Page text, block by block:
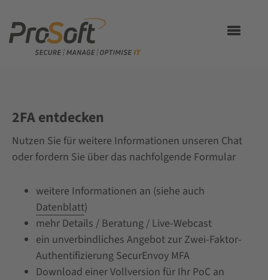
Toggle
2FA entdecken
Nutzen Sie für weitere Informationen unseren Chat
oder fordern Sie über das nachfolgende Formular
weitere Informationen an (siehe auch
Datenblatt)
mehr Details / Beratung / Live-Webcast
ein unverbindliches Angebot zur Zwei-Faktor-
Authentifizierung SecurEnvoy MFA
Download einer Vollversion für Ihr PoC an